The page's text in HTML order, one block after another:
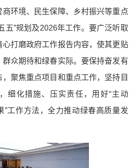
环境、民生保障、乡村振兴等重点
五”规划及2026年工作。要广泛听取
打磨政府工作报告内容，使其更贴
众期待和绿春实际。要保持奋发有
聚焦重点项目和重点工作，坚持目
细化措施、压实责任，用好“主动
”工作方法，全力推动绿春高质量发